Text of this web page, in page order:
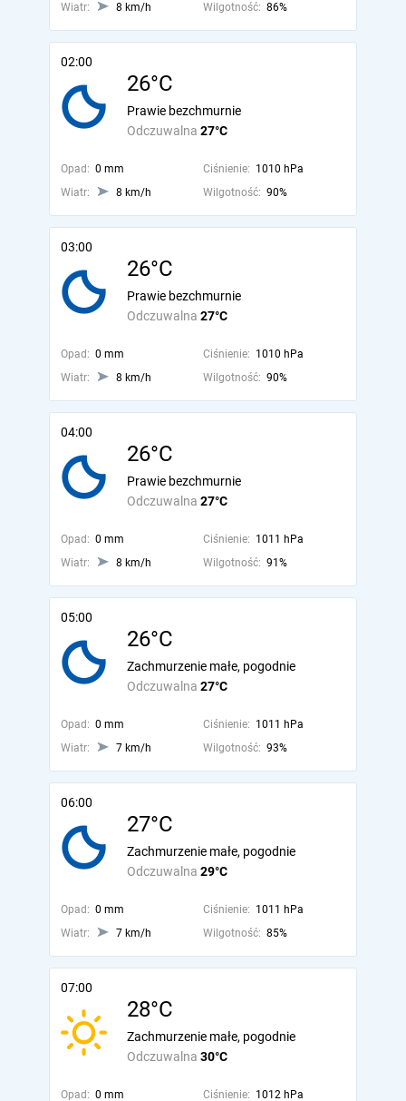
Wiatr:
8 km/h Wilgotność: 86%
02:00
26°C
Odczuwalna 27°C
Prawie bezchmurnie
Opad: 0 mm Ciśnienie: 1010 hPa
Wiatr:
8 km/h Wilgotność: 90%
03:00
26°C
Odczuwalna 27°C
Prawie bezchmurnie
Opad: 0 mm Ciśnienie: 1010 hPa
Wiatr:
8 km/h Wilgotność: 90%
04:00
26°C
Odczuwalna 27°C
Prawie bezchmurnie
Opad: 0 mm Ciśnienie: 1011 hPa
Wiatr:
8 km/h Wilgotność: 91%
05:00
26°C
Odczuwalna 27°C
Zachmurzenie małe, pogodnie
Opad: 0 mm Ciśnienie: 1011 hPa
Wiatr:
7 km/h Wilgotność: 93%
06:00
27°C
Odczuwalna 29°C
Zachmurzenie małe, pogodnie
Opad: 0 mm Ciśnienie: 1011 hPa
Wiatr:
7 km/h Wilgotność: 85%
07:00
28°C
Odczuwalna 30°C
Zachmurzenie małe, pogodnie
Opad: 0 mm Ciśnienie: 1012 hPa